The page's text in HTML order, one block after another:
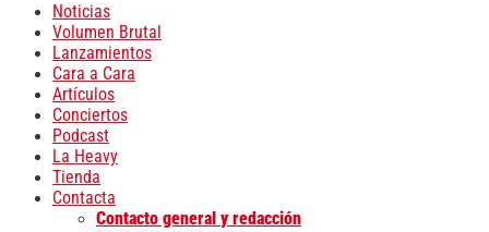
Noticias
Volumen Brutal
Lanzamientos
Cara a Cara
Artículos
Conciertos
Podcast
La Heavy
Tienda
Contacta
Contacto general y redacción